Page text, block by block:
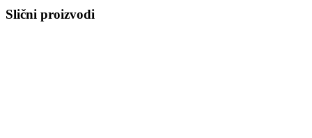
Slični proizvodi